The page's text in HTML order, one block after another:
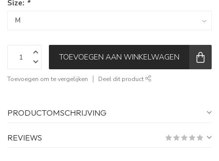
Size: *
TOEVOEGEN AAN WINKELWAGEN
Toevoegen om te vergelijken Deel dit product
PRODUCTOMSCHRIJVING
REVIEWS